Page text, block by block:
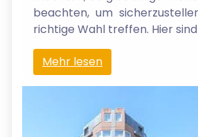
beachten, um
richtige Wahl treffen. Hier
Mehr lesen